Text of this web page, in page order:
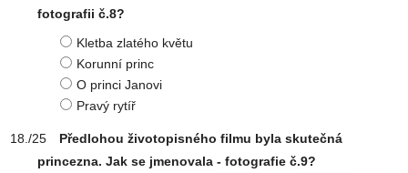
fotografii č.8?
Kletba zlatého květu
Korunní princ
O princi Janovi
Pravý rytíř
Předlohou životopisného filmu byla skutečná
princezna. Jak se jmenovala - fotografie č.9?